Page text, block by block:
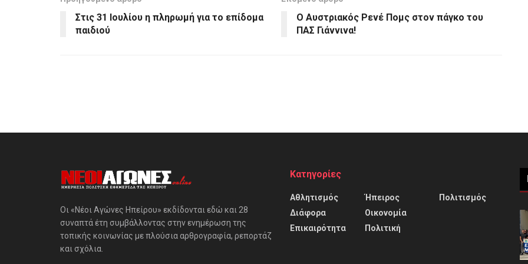
Στις 31 Ιουλίου η πληρωμή για το επίδομα
παιδιού
Ο Αυστριακός Ρενέ Πομς στον πάγκο του
ΠΑΣ Γιάννινα!
Οι «Νέοι Αγώνες Ηπείρου» εκδίδονται εδώ και 28
συναπτά έτη συμβάλλοντας στην ενημέρωση της
τοπικής κοινωνίας με πλούσια αρθρογραφία, ρεπορτάζ
και σχόλια.
Κατηγορίες
Αθλητισμός
Διάφορα
Επικαιρότητα
Ήπειρος
Οικονομία
Πολιτική
Πολιτισμός